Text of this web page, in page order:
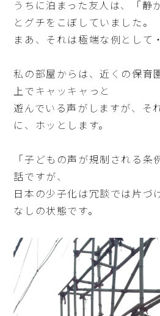
うちに泊まった友人は、「静
とグチをこぼしていました。
まあ、それは極端な例として
私の部屋からは、近くの保育
上でキャッキャっと
遊んでいる声がしますが、そ
に、ホッとします。
「子どもの声が規制される条
話ですが、
日本の少子化は冗談では片づ
なしの状態です。